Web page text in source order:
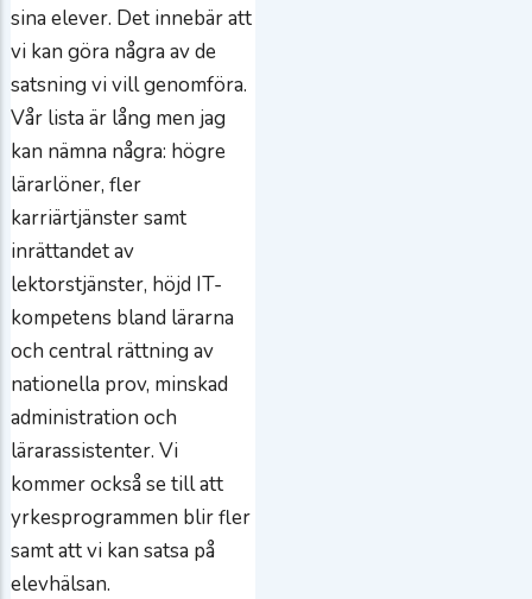
sina elever. Det innebär att
vi kan göra några av de
satsning vi vill genomföra.
Vår lista är lång men jag
kan nämna några: högre
lärarlöner, fler
karriärtjänster samt
inrättandet av
lektorstjänster, höjd IT-
kompetens bland lärarna
och central rättning av
nationella prov, minskad
administration och
lärarassistenter. Vi
kommer också se till att
yrkesprogrammen blir fler
samt att vi kan satsa på
elevhälsan.